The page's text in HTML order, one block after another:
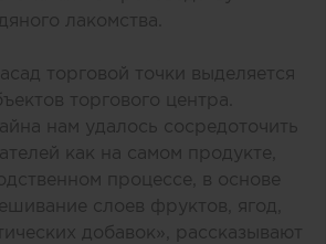
лакомства.
торговой точки выделяется
торгового центра.
нам удалось сосредоточить
как на самом продукте,
процессе, в основе
слоев фруктов, ягод,
добавок», рассказывают